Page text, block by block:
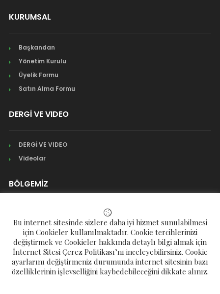
KURUMSAL
Başkandan
Yönetim Kurulu
Üyelik Formu
Satın Alma Formu
DERGİ VE VIDEO
DERGİ VE VIDEO
Videolar
BÖLGEMİZ
Köyler
Yaylalar
Bu internet sitesinde sizlere daha iyi hizmet sunulabilmesi
için Cookieler kullanılmaktadır. Cookie tercihlerinizi
değiştirmek ve Cookieler hakkında detaylı bilgi almak için
İnternet Sitesi Çerez Politikası’nı inceleyebilirsiniz. Cookie
ayarlarını değiştirmeniz durumunda internet sitesinin bazı
özelliklerinin işlevselliğini kaybedebileceğini dikkate alınız.